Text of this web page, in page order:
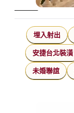
埋入射出
安捷台北裝潢
未婚聯誼